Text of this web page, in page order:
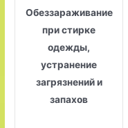
Обеззараживание
при стирке
одежды,
устранение
загрязнений и
запахов